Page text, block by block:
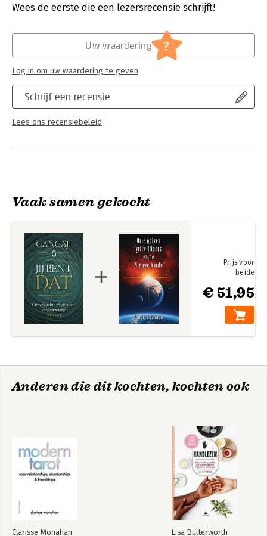
mogelijkheid de waarheid van jezelf als grenzeloos bewustzijn
Verschijningsdatum:
5-2-2025
Wees de eerste die een lezersrecensie schrijft!
Schrijf een recensie
Lees ons recensiebeleid
Uw waardering ?
Log in om uw waardering te geven
Vaak samen gekocht
€ 51,95
Prijs voor
beide
Anderen die dit kochten, kochten ook
Clarisse Monahan Lisa Butterworth